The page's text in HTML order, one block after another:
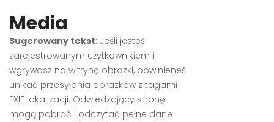
Media
Sugerowany tekst: Jeśli jesteś
zarejestrowanym użytkownikiem i
wgrywasz na witrynę obrazki, powinieneś
unikać przesyłania obrazków z tagami
EXIF lokalizacji. Odwiedzający stronę
mogą pobrać i odczytać pełne dane